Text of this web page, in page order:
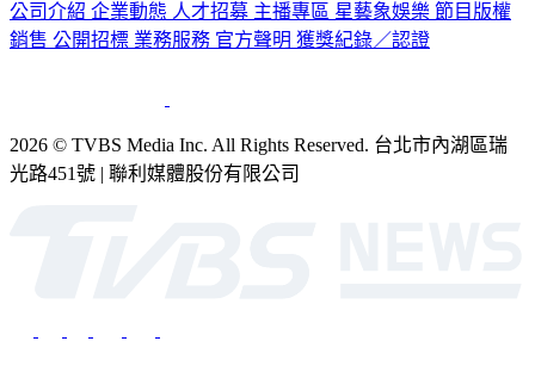
公司介紹 企業動態 人才招募 主播專區 星藝象娛樂 節目版權
銷售 公開招標 業務服務 官方聲明 獲獎紀錄／認證
2026 © TVBS Media Inc. All Rights Reserved. 台北市內湖區瑞
光路451號 | 聯利媒體股份有限公司